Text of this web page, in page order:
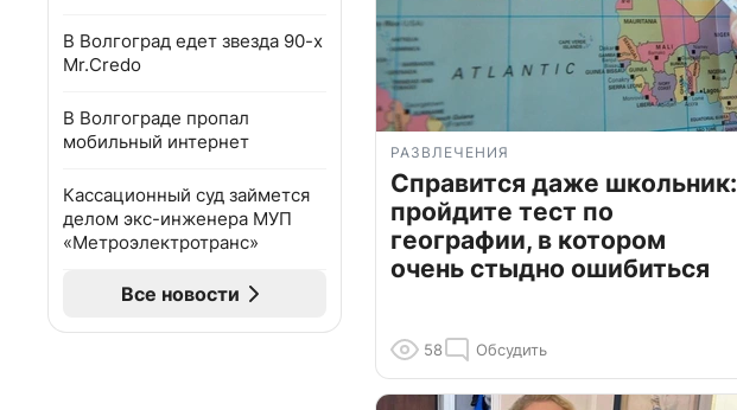
В Волгоград едет звезда 90-х
Mr.Credo
В Волгограде пропал
мобильный интернет
Кассационный суд займется
делом экс-инженера МУП
«Метроэлектротранс»
Все новости
РАЗВЛЕЧЕНИЯ
Справится даже школьник:
пройдите тест по
географии, в котором
очень стыдно ошибиться
58 Обсудить